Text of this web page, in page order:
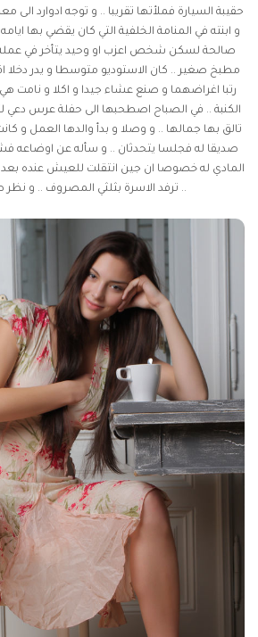
حقيبة السيارة فملأتها تقريبا .. و توجه ادوارد الى
و ابنته في المنامة الخلفية التي كان يقضي بها
صالحة لسكن شخص اعزب او وحيد يتأخر في
مطبخ صغير .. كان الاستوديو متوسطا و يدر دخلا
رتبا اغراضهما و صنع عشاء جيدا و اكلا و نامت
الكنبة .. في الصباح اصطحبها الى حفلة عرس دعي
تالق بها جمالها .. و وصلا و بدأ والدها العمل و
صديقا له فجلسا يتحدثان .. و سأله عن اوضاعه
المادي له خصوصا ان جين انتقلت للعيش عنده بعد
ترفد الاسرة بثلثي المصروف .. و نظر صديقه الى جين ..